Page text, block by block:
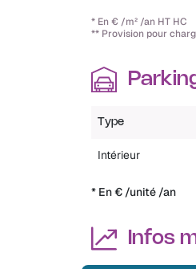
* En € /m² /an HT HC
** Provision pour
Type
Intérieur
* En € /unité /an
Infos